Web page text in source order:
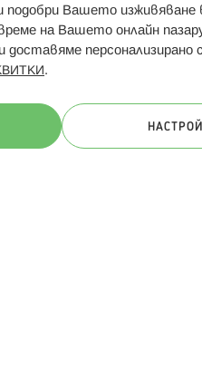
Hippoland.ro
подобри Вашето
на Вашето онлайн
персонализирано
.